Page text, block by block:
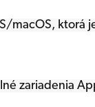
macOS,
zariadenia